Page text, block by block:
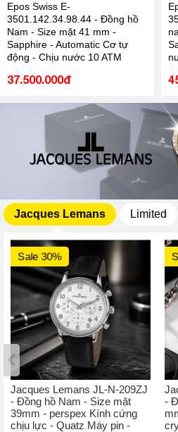
Epos Swiss E-
3501.142.34.98.44 - Đồng hồ
Nam - Size mặt 41 mm -
Sapphire - Automatic Cơ tự
động - Chịu nước 10 ATM
37.500.000đ
Jacques Lemans Limited
Sale 30%
Jacques Lemans JL-N-209ZJ
- Đồng hồ Nam - Size mặt
39mm - perspex Kính cứng
chịu lực - Quatz Máy pin -
-